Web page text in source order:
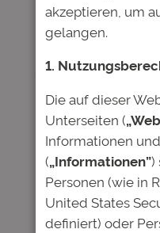
für die
2016/
2017/
Nov. 18, 2025—
inNews
akzeptieren, um
gelangen.
1.
Die auf dieser
Unterseiten (
Informationen
(„Informationen”)
Personen (wie in
United States
definiert) oder